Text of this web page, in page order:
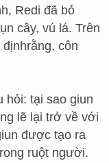
Redi đã bỏ
cây, vú lá. Trên
côn
hỏi: tại sao giun
lẽ lại trở về với
được tạo ra
ruột người.